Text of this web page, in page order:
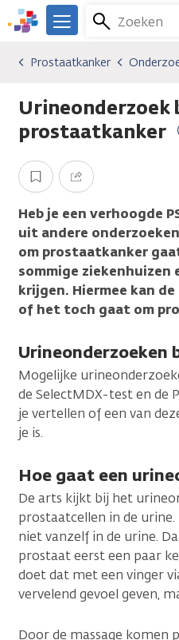
Overslaan
en
gaan
We
er
je.
Kanker.nl
Zoeken
Menu
Kankersoorten
Prostaatkanker
Onderzoeken
Prostaatkanker
Urineonderzoek
prostaatkanker
Opslaan Delen
Heb je een verhoogde
uit andere
om prostaatkanker
sommige ziekenhuizen
krijgen. Hiermee kan
of het toch gaat om
Mogelijke
de SelectMDX-test en de
je vertellen of een van
je is.
Hoe gaat een
De arts kijkt bij het
prostaatcellen in de
niet vanzelf in de urine.
prostaat eerst een paar
doet dat met een vinger
vervelend gevoel geven,
Door de massage komen